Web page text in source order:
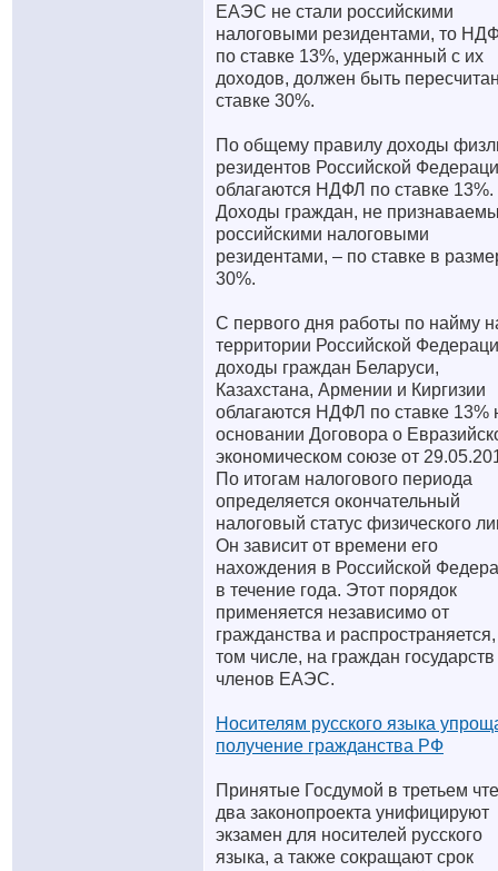
ЕАЭС не стали российскими
налоговыми резидентами, то
по ставке 13%, удержанный с их
доходов, должен быть
ставке 30%.
По общему правилу доходы
резидентов Российской
облагаются НДФЛ по ставке 13%.
Доходы граждан, не
российскими налоговыми
резидентами, – по ставке в
30%.
С первого дня работы по найму
территории Российской
доходы граждан Беларуси,
Казахстана, Армении и Киргизии
облагаются НДФЛ по ставке 13%
основании Договора о
экономическом союзе от
По итогам налогового периода
определяется окончательный
налоговый статус физического
Он зависит от времени его
нахождения в Российской
в течение года. Этот порядок
применяется независимо от
гражданства и
том числе, на граждан государств
членов ЕАЭС.
Носителям русского языка
получение гражданства РФ
Принятые Госдумой в третьем
два законопроекта унифицируют
экзамен для носителей русского
языка, а также сокращают срок